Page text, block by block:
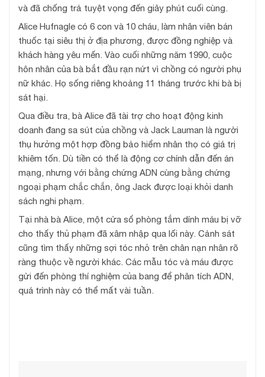
và đã chống trả tuyệt vọng đến giây phút cuối cùng.
Alice Hufnagle có 6 con và 10 cháu, làm nhân viên bán
thuốc tại siêu thị ở địa phương, được đồng nghiệp và
khách hàng yêu mến. Vào cuối những năm 1990, cuộc
hôn nhân của bà bắt đầu rạn nứt vì chồng có người phụ
nữ khác. Họ sống riêng khoảng 11 tháng trước khi bà bị
sát hại.
Qua điều tra, bà Alice đã tài trợ cho hoạt động kinh
doanh đang sa sút của chồng và Jack Lauman là người
thụ hưởng một hợp đồng bảo hiểm nhân thọ có giá trị
khiêm tốn. Dù tiền có thể là động cơ chính dẫn đến án
mạng, nhưng với bằng chứng ADN cùng bằng chứng
ngoại phạm chắc chắn, ông Jack được loại khỏi danh
sách nghi phạm.
Tại nhà bà Alice, một cửa sổ phòng tắm dính máu bị vỡ
cho thấy thủ phạm đã xâm nhập qua lối này. Cảnh sát
cũng tìm thấy những sợi tóc nhỏ trên chân nạn nhân rõ
ràng thuộc về người khác. Các mẫu tóc và máu được
gửi đến phòng thí nghiệm của bang để phân tích ADN,
quá trình này có thể mất vài tuần.